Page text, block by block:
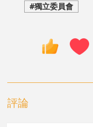
#獨立委員會
評論